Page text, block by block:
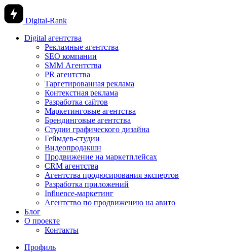
Digital-Rank
Digital агентства
Рекламные агентства
SEO компании
SMM Агентства
PR агентства
Таргетированная реклама
Контекстная реклама
Разработка сайтов
Маркетинговые агентства
Брендинговые агентства
Студии графического дизайна
Геймдев-студии
Видеопродакшн
Продвижение на маркетплейсах
CRM агентства
Агентства продюсирования экспертов
Разработка приложений
Influence-маркетинг
Агентство по продвижению на авито
Блог
О проекте
Контакты
Профиль